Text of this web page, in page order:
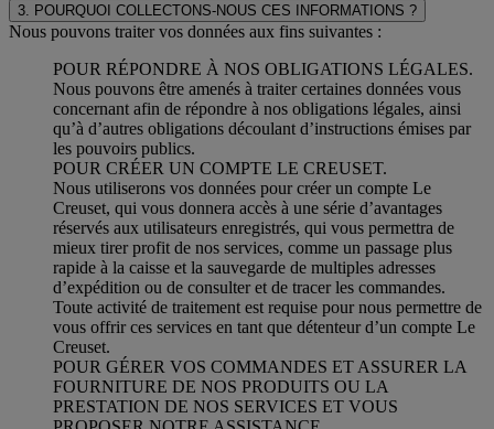
3. POURQUOI COLLECTONS-NOUS CES INFORMATIONS ?
Nous pouvons traiter vos données aux fins suivantes :
POUR RÉPONDRE À NOS OBLIGATIONS LÉGALES.
Nous pouvons être amenés à traiter certaines données vous
concernant afin de répondre à nos obligations légales, ainsi
qu’à d’autres obligations découlant d’instructions émises par
les pouvoirs publics.
POUR CRÉER UN COMPTE LE CREUSET.
Nous utiliserons vos données pour créer un compte Le
Creuset, qui vous donnera accès à une série d’avantages
réservés aux utilisateurs enregistrés, qui vous permettra de
mieux tirer profit de nos services, comme un passage plus
rapide à la caisse et la sauvegarde de multiples adresses
d’expédition ou de consulter et de tracer les commandes.
Toute activité de traitement est requise pour nous permettre de
vous offrir ces services en tant que détenteur d’un compte Le
Creuset.
POUR GÉRER VOS COMMANDES ET ASSURER LA
FOURNITURE DE NOS PRODUITS OU LA
PRESTATION DE NOS SERVICES ET VOUS